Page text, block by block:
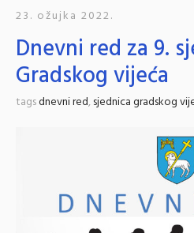
23. ožujka 2022.
Dnevni red za 9.
Gradskog vijeća
tagsdnevni red,sjednica gradskog